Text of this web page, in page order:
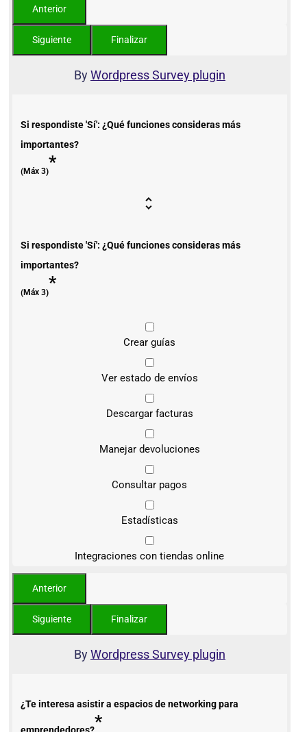
ByWordpress Survey plugin
Si respondiste 'Sí': ¿Qué funciones consideras más
importantes?
(Máx 3)*
Si respondiste 'Sí': ¿Qué funciones consideras más
importantes?
(Máx 3)*
Crear guías
Ver estado de envíos
Descargar facturas
Manejar devoluciones
Consultar pagos
Estadísticas
Integraciones con tiendas online
ByWordpress Survey plugin
¿Te interesa asistir a espacios de networking para
*